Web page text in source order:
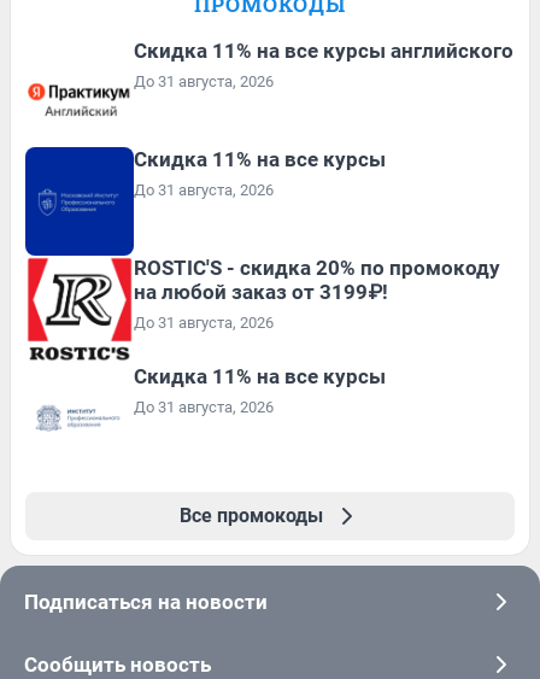
Скидка 11% на все курсы английского
До 31 августа, 2026
Скидка 11% на все курсы
До 31 августа, 2026
ROSTIC'S - скидка 20% по промокоду
на любой заказ от 3199₽!
До 31 августа, 2026
Скидка 11% на все курсы
До 31 августа, 2026
Все промокоды
Подписаться на новости
Сообщить новость